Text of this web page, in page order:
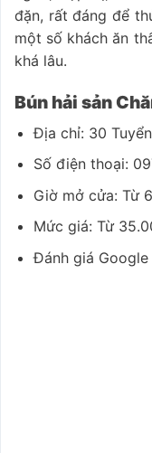
đặn, rất đáng để
một số khách ăn
khá lâu.
Bún hải sản
Địa chỉ: 30
Số điện thoại:
Giờ mở cửa: Từ
Mức giá: Từ
Đánh giá Google